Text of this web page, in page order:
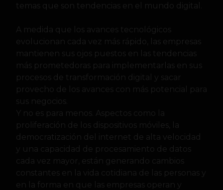
temas que son tendencias en el mundo digital.
A medida que los avances tecnológicos
evolucionan cada vez más rápido, las empresas
mantienen sus ojos puestos en las tendencias
más prometedoras para implementarlas en sus
procesos de transformación digital y sacar
provecho de los avances con más potencial para
sus negocios.
Y no es para menos. Aspectos como la
proliferación de los dispositivos móviles, la
democratización del internet de alta velocidad
y una capacidad de procesamiento de datos
cada vez mayor, están generando cambios
constantes en la vida cotidiana de las personas y
en la forma en que las empresas operan y